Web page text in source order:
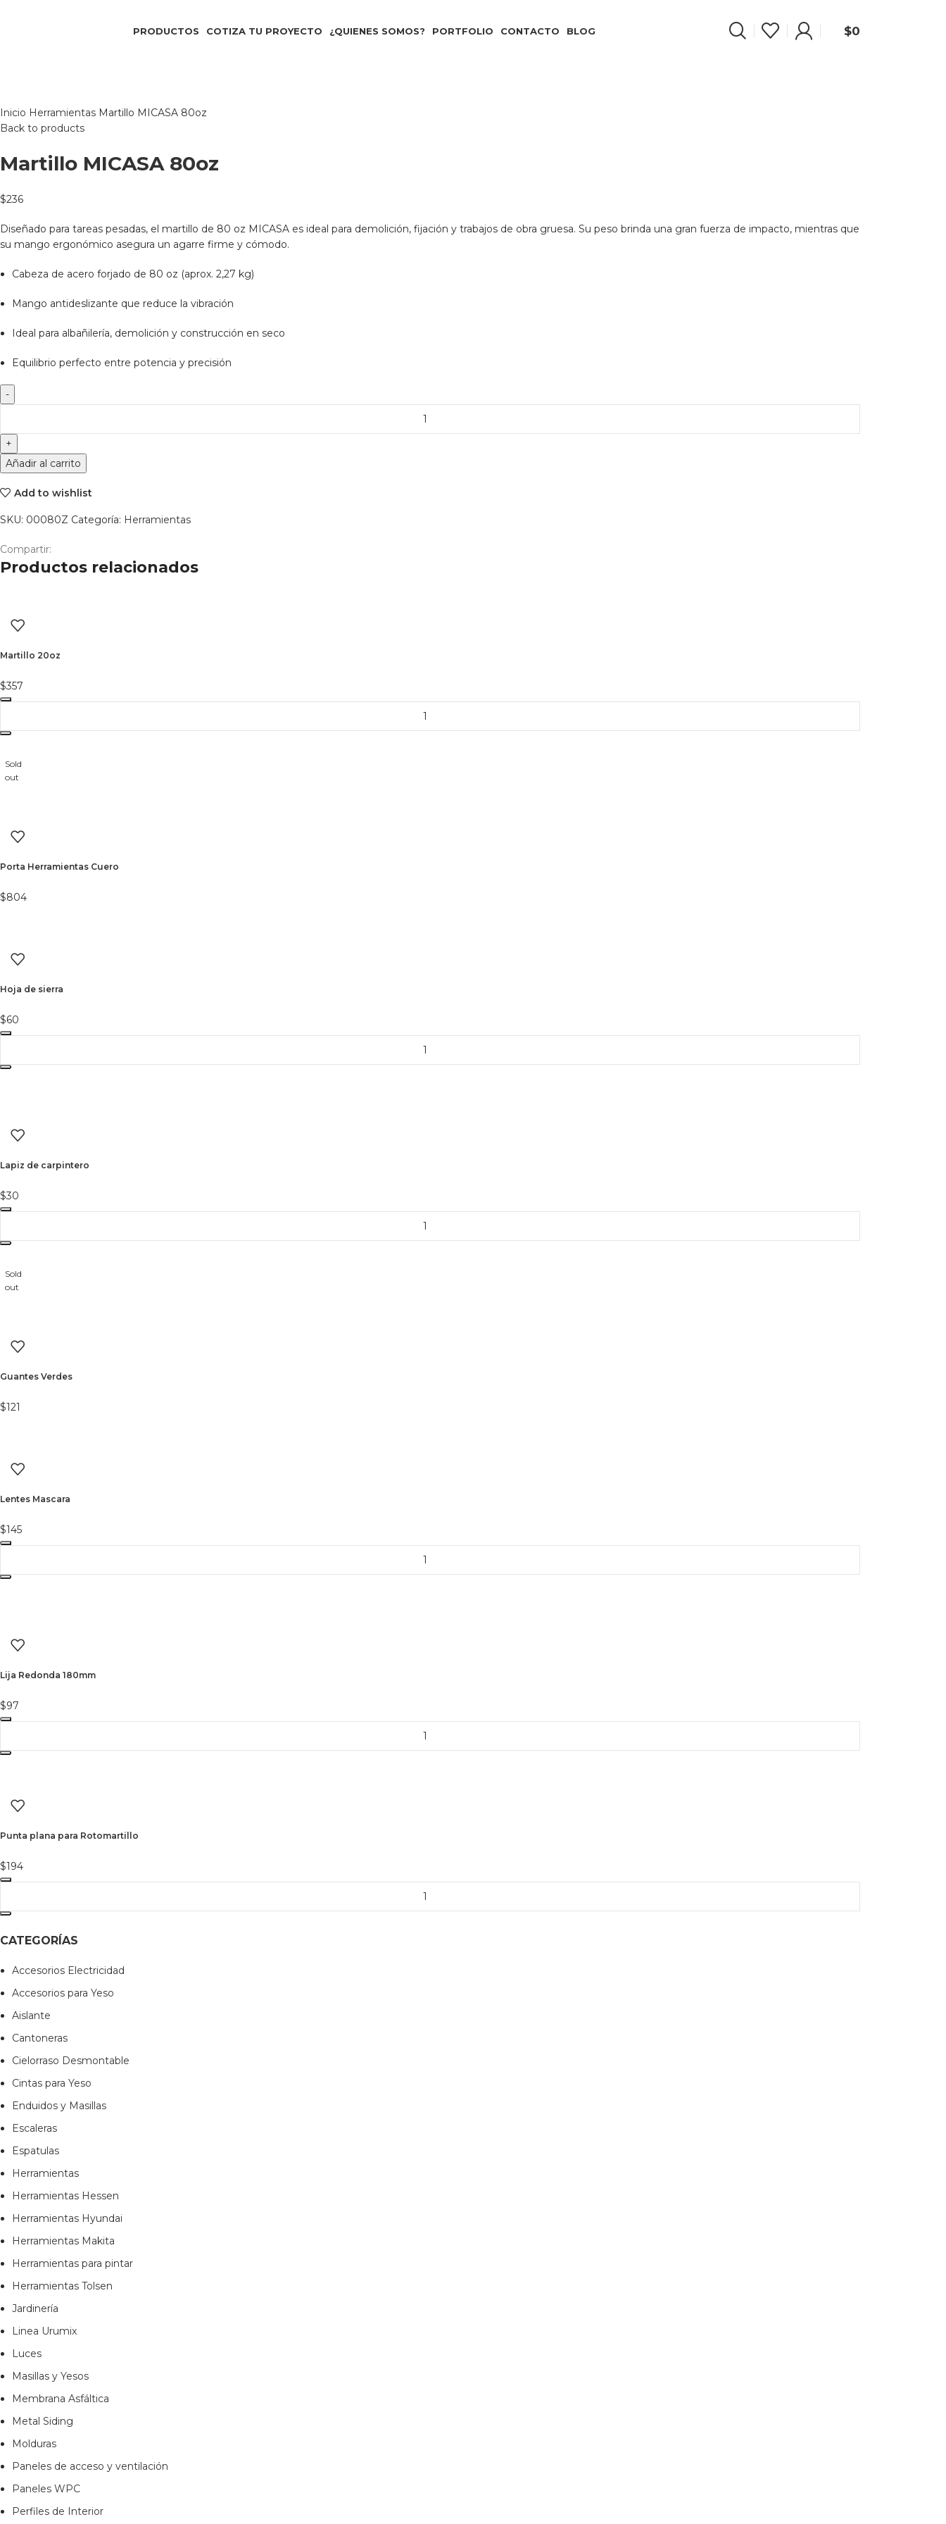
PRODUCTOS COTIZA TU PROYECTO ¿QUIENES SOMOS? PORTFOLIO CONTACTO BLOG $0
Inicio Herramientas Martillo MICASA 80oz
Back to products
Martillo MICASA 80oz
$236
Diseñado para tareas pesadas, el martillo de 80 oz MICASA es ideal para demolición, fijación y trabajos de obra gruesa. Su peso brinda una gran fuerza de impacto, mientras que
su mango ergonómico asegura un agarre firme y cómodo.
Cabeza de acero forjado de 80 oz (aprox. 2,27 kg)
Mango antideslizante que reduce la vibración
Ideal para albañilería, demolición y construcción en seco
Equilibrio perfecto entre potencia y precisión
Añadir al carrito
Add to wishlist
SKU: 00080Z Categoría: Herramientas
Compartir:
Productos relacionados
Martillo 20oz
$357
Sold
out
Porta Herramientas Cuero
$804
Hoja de sierra
$60
Lapiz de carpintero
$30
Sold
out
Guantes Verdes
$121
Lentes Mascara
$145
Lija Redonda 180mm
$97
Punta plana para Rotomartillo
$194
CATEGORÍAS
Accesorios Electricidad
Accesorios para Yeso
Aislante
Cantoneras
Cielorraso Desmontable
Cintas para Yeso
Enduidos y Masillas
Escaleras
Espatulas
Herramientas
Herramientas Hessen
Herramientas Hyundai
Herramientas Makita
Herramientas para pintar
Herramientas Tolsen
Jardinería
Linea Urumix
Luces
Masillas y Yesos
Membrana Asfáltica
Metal Siding
Molduras
Paneles de acceso y ventilación
Paneles WPC
Perfiles de Interior